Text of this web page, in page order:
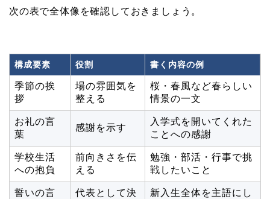
次の表で全体像を確認しておきましょう。
構成要素 役割 書く内容の例
季節の挨
拶
場の雰囲気を
整える
桜・春風など春らしい
情景の一文
お礼の言
葉
感謝を示す
入学式を開いてくれた
ことへの感謝
学校生活
への抱負
前向きさを伝
える
勉強・部活・行事で挑
戦したいこと
誓いの言
代表として決
新入生全体を主語にし